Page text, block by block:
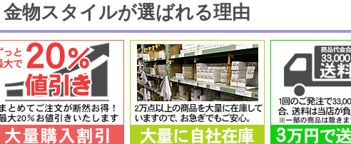
金物スタイルが選ばれる理由